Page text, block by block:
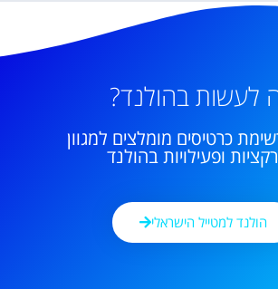
לעשות בהולנד?
כרטיסים מומלצים למגוון
ופעילויות בהולנד
הולנד למטייל הישראלי